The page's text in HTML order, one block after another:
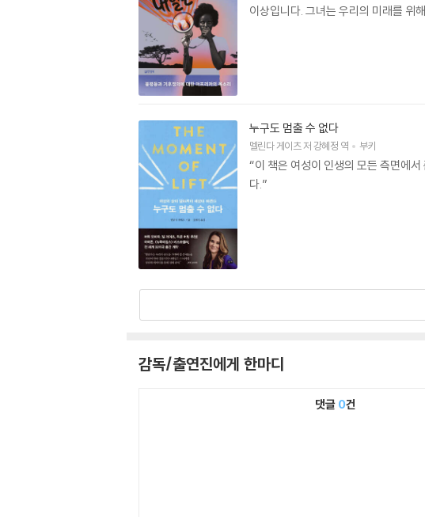
이상입니다. 그녀는 우리의 미래를 위
누구도 멈출 수 없다
멜린다 게이츠저강혜정 역 부키
“이 책은 여성이 인생의 모든 측면에
다.”
감독/출연진에게 한마디
댓글 0건